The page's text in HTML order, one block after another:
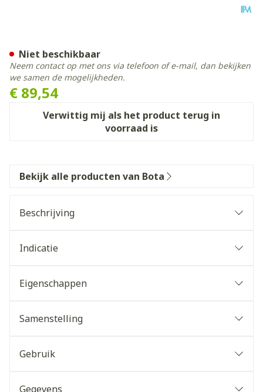
€ 89,54
Verwittig mij als het product terug in
voorraad is
Niet beschikbaar
Neem contact op met ons via telefoon of e-mail, dan bekijken
we samen de mogelijkheden.
Bekijk alle producten van Bota
Beschrijving
Indicatie
Eigenschappen
Samenstelling
Gebruik
Gegevens